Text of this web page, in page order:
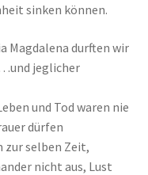
sinken können.
Magdalena durften wir
jeglicher
und Tod waren nie
dürfen
selben Zeit,
nicht aus, Lust